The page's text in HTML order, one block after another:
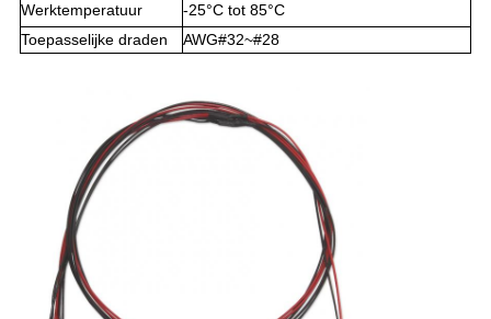
Werktemperatuur
-25°C tot 85°C
Toepasselijke draden
AWG#32~#28